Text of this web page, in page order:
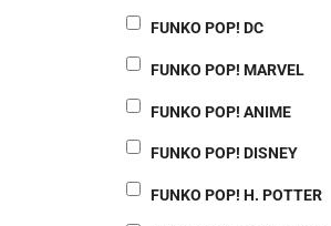
FUNKO POP! DC
FUNKO POP! MARVEL
FUNKO POP! ANIME
FUNKO POP! DISNEY
FUNKO POP! H. POTTER